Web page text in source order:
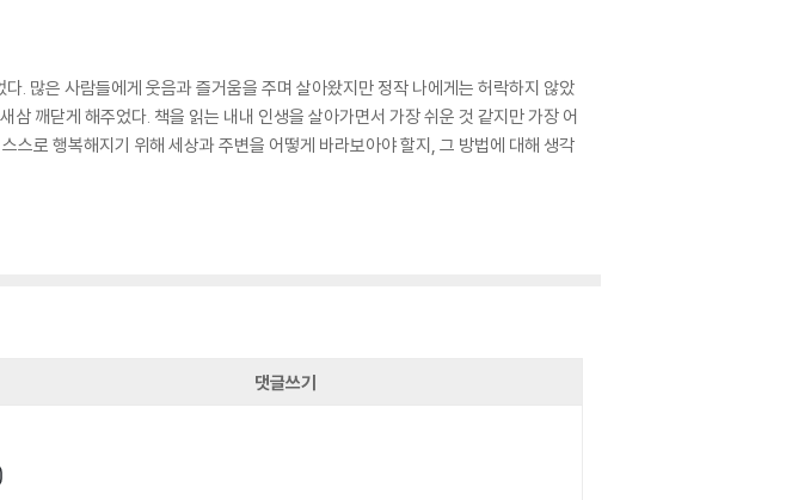
. 많은 사람들에게 웃음과 즐거움을 주며 살아왔지만 정작 나에게는 허락하지 않았
깨닫게 해주었다. 책을 읽는 내내 인생을 살아가면서 가장 쉬운 것 같지만 가장 어
스로 행복해지기 위해 세상과 주변을 어떻게 바라보아야 할지, 그 방법에 대해 생각
댓글쓰기